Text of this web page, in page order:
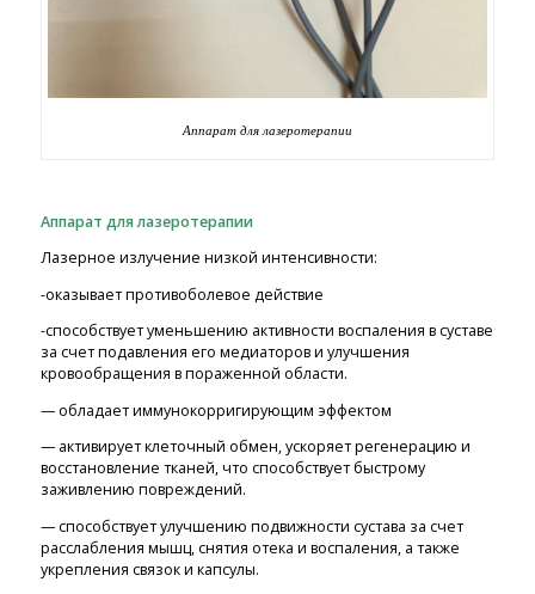
Аппарат для лазеротерапии
Аппарат для лазеротерапии
Лазерное излучение низкой интенсивности:
-оказывает противоболевое действие
-способствует уменьшению активности воспаления в суставе
за счет подавления его медиаторов и улучшения
кровообращения в пораженной области.
— обладает иммунокорригирующим эффектом
— активирует клеточный обмен, ускоряет регенерацию и
восстановление тканей, что способствует быстрому
заживлению повреждений.
— способствует улучшению подвижности сустава за счет
расслабления мышц, снятия отека и воспаления, а также
укрепления связок и капсулы.